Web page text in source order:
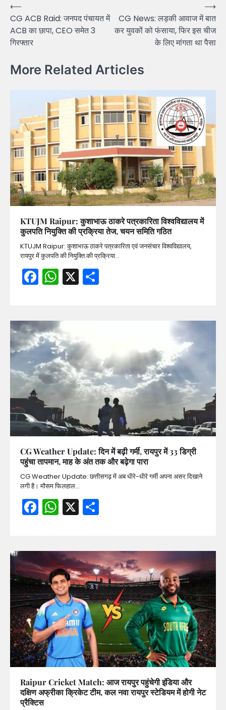
Post
navigation
⟵
CG ACB Raid: जनपद पंचायत में
ACB का छापा, CEO समेत 3
गिरफ्तार
CG News: लड़की आवाज में बात
कर युवकों को फंसाया, फिर इस चीज
के लिए मांगता था पैसा
⟶
More Related Articles
KTUJM Raipur: कुशाभाऊ ठाकरे पत्रकारिता विश्वविद्यालय में
कुलपति नियुक्ति की प्रक्रिया तेज, चयन समिति गठित
KTUJM Raipur: कुशाभाऊ ठाकरे पत्रकारिता एवं जनसंचार विश्वविद्यालय,
रायपुर में कुलपति की नियुक्ति की प्रक्रिया…
Facebook
WhatsApp
X
CG Weather Update: दिन में बढ़ी गर्मी, रायपुर में 33 डिग्री
पहुंचा तापमान, माह के अंत तक और बढ़ेगा पारा
CG Weather Update: छत्तीसगढ़ में अब धीरे-धीरे गर्मी अपना असर दिखाने
लगी है। मौसम फिलहाल…
Facebook
WhatsApp
X
Raipur Cricket Match: आज रायपुर पहुंचेगी इंडिया और
दक्षिण अफ्रीका क्रिकेट टीम, कल नवा रायपुर स्टेडियम में होगी नेट
प्रैक्टिस